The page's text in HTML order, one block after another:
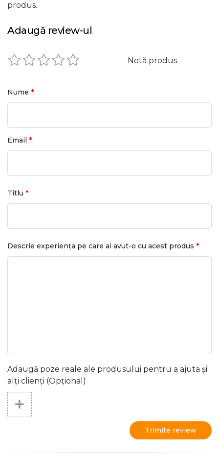
produs.
Adaugă review-ul
Notă produs
Nume *
Email *
Titlu *
Descrie experiența pe care ai avut-o cu acest produs *
Adaugă poze reale ale produsului pentru a ajuta și
alți clienți (Opțional)
Trimite review